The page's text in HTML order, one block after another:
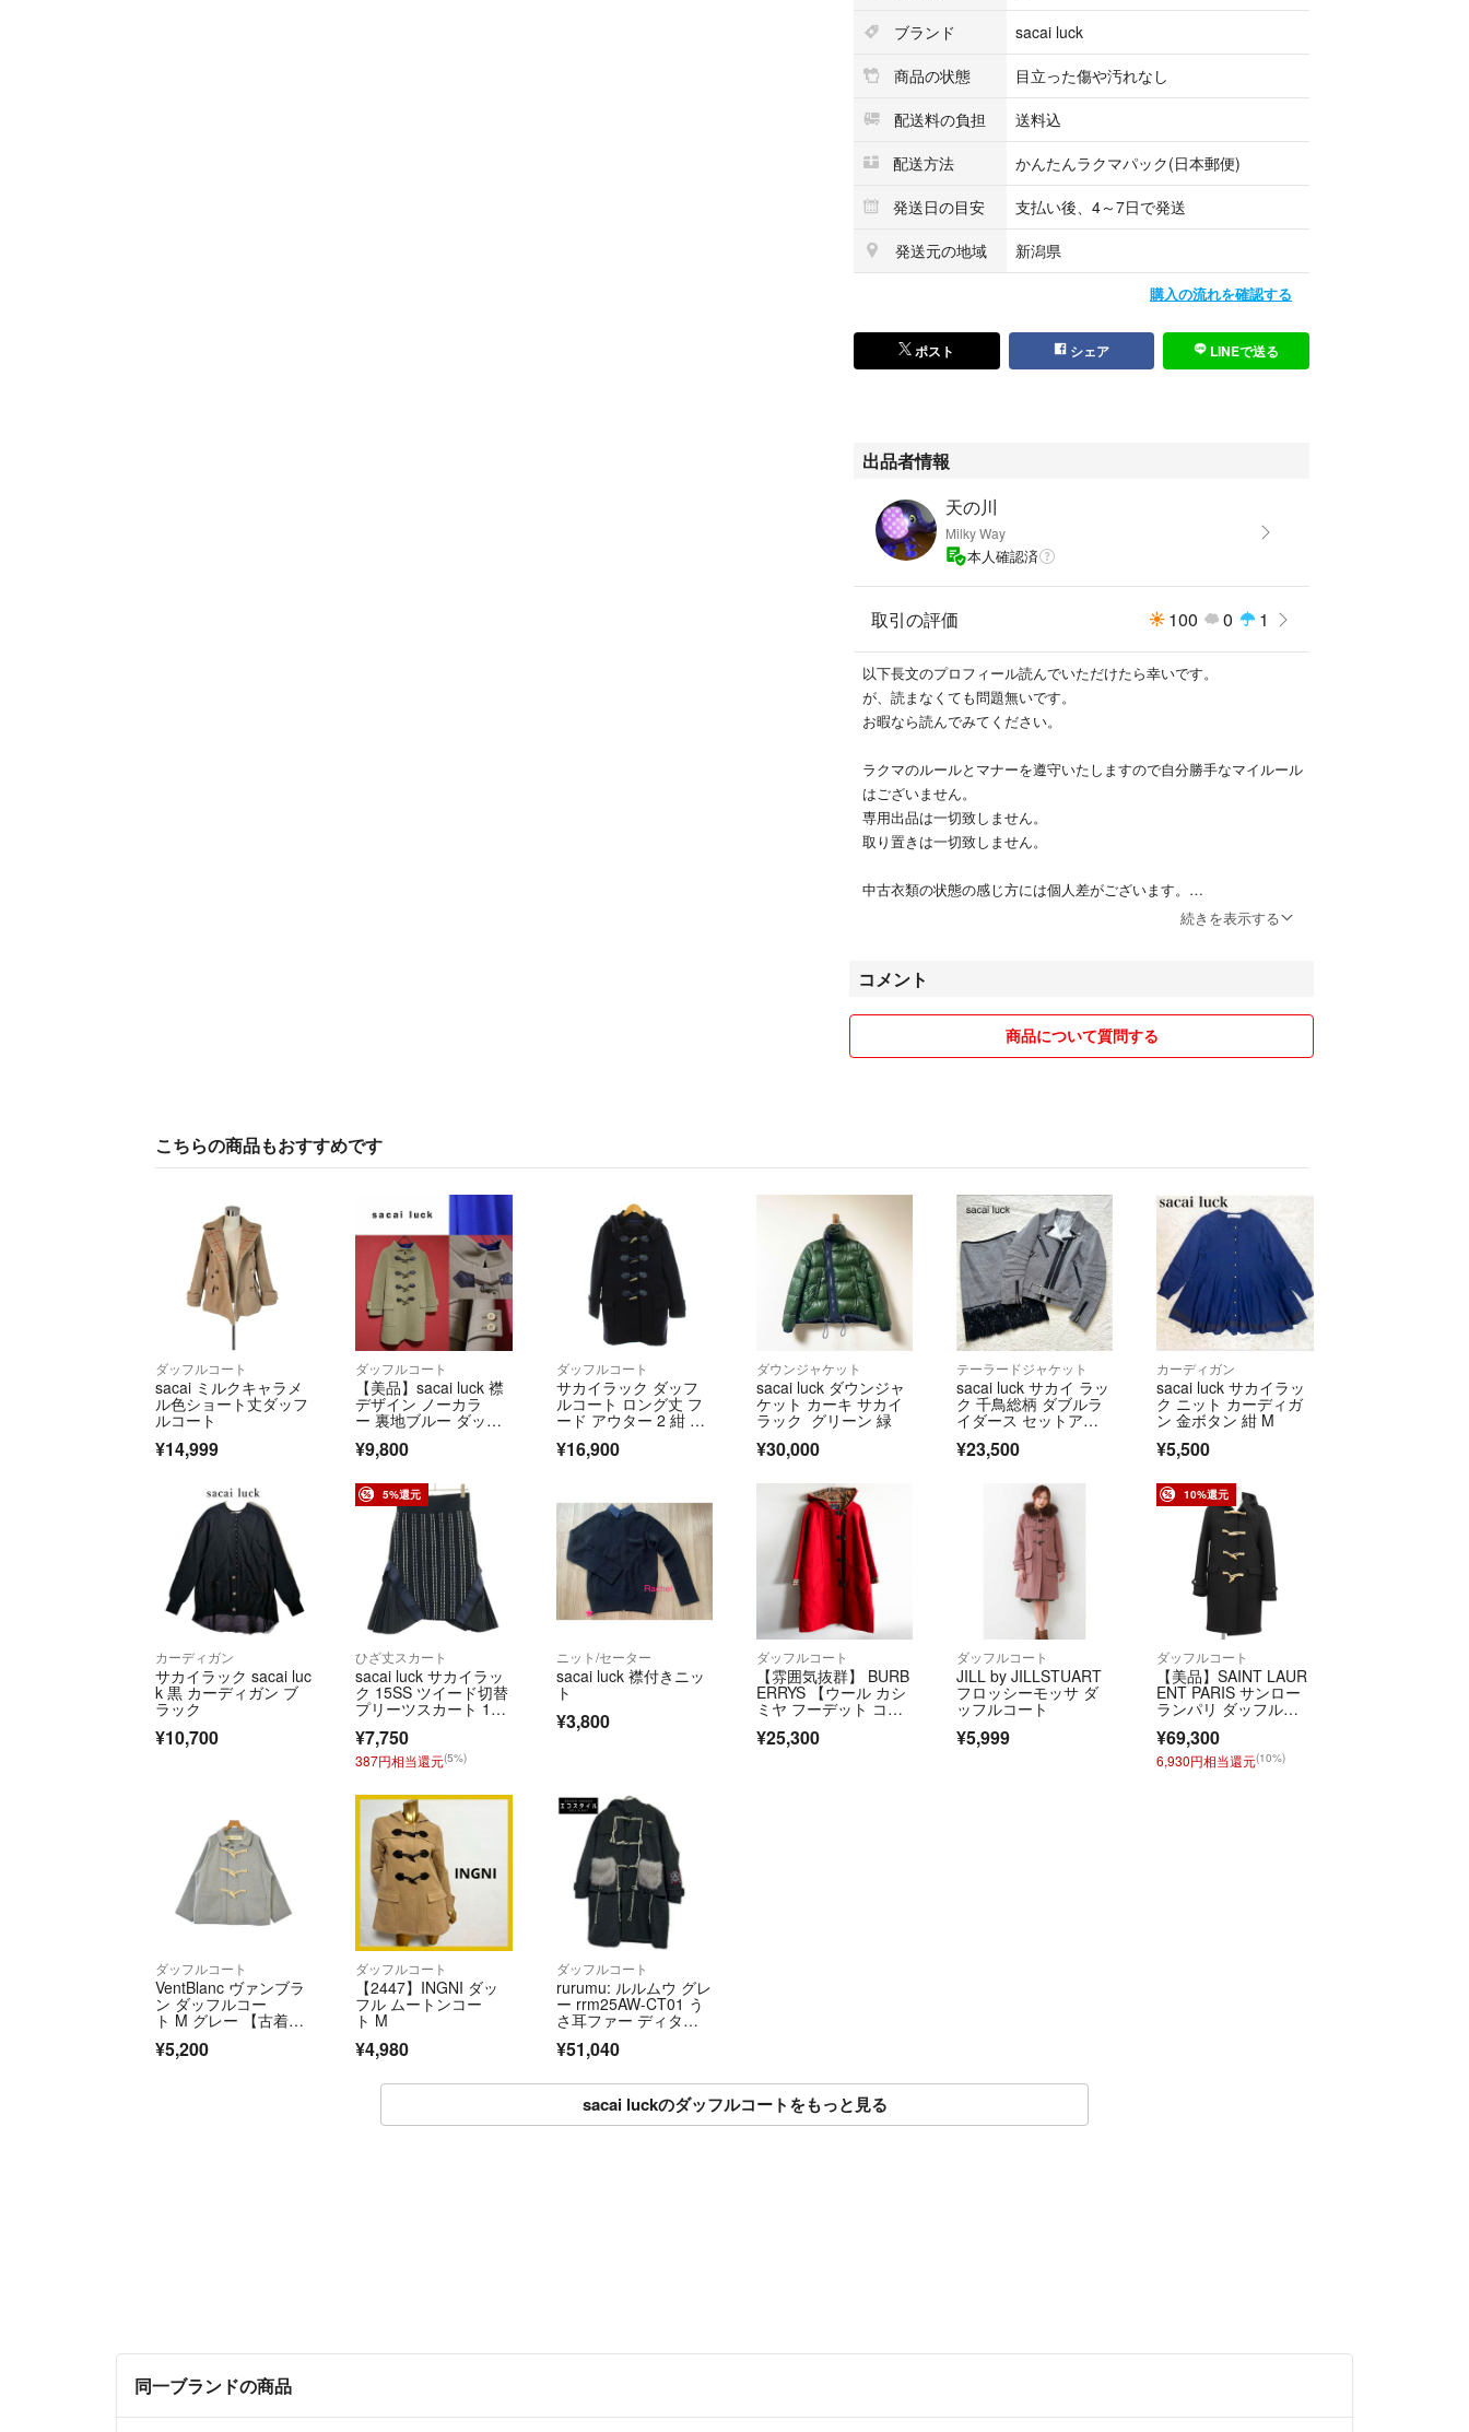
ブランド
sacai luck
商品の状態
目立った傷や汚れなし
配送料の負担
送料込
配送方法
かんたんラクマパック(日本郵便)
発送日の目安
支払い後、4～7日で発送
発送元の地域
新潟県
購入の流れを確認する
ポスト シェア LINEで送る
出品者情報
天の川
Milky Way
本人確認済
取引の評価 100 0 1
以下長文のプロフィール読んでいただけたら幸いです。
が、読まなくても問題無いです。
お暇なら読んでみてください。
ラクマのルールとマナーを遵守いたしますので自分勝手なマイルール
はございません。
専用出品は一切致しません。
取り置きは一切致しません。
中古衣類の状態の感じ方には個人差がございます。
状態を出来る限り正確にお伝えする事を心掛けますが、些細な見落と
いについては商品説明文に記載いたしませんのであらかじめご了承く
気になる点がございましたら気軽にコメントください。
いますがもう一度コメントしてください。
他アプリでも出品しております。古着屋で買い取ってもらう事もござ
いますので予告無く出品を取り止める事が多々ございます。
また、新たに出品し直す事が多々ございます。
気になる商品がございましたら早めにご検討いただけたら幸いです。
基本的には値下げ無しでご検討いただきたいですが、もし値下げ交渉
をされる場合は希望金額をご提示ください。
物によっては若干の値下げ交渉なら検討させていただきますが、ご希
望に沿えない場合もございますのであらかじめご了承ください。
コメント無しでの即購入申請、大歓迎です。
複数点まとめてご購入いただける場合は是非お声かけください。
手元にある物のみの出品です。
偽物は所持しておりませんので、偽物を出品する事もございません。
NIKEのスニーカーは一次流通購入品のみです。NIKE、SNKRS、正規
取扱店で私自身が購入した物のみです。
二次流通で購入はしません。
商品により破損や濡れ防止など必要な対策は致しますが、リサイクル
資材を用いた簡易梱包となります。
畳める物は畳み、出来るだけ小さめに梱包し発送させていただきま
続きを表示する
コメント
商品について質問する
こちらの商品もおすすめです
ダッフルコート
sacai ミルクキャラメ
ル色ショート丈ダッフ
ルコート
¥14,999
ダッフルコート
【美品】sacai luck 襟
デザイン ノーカラ
ー 裏地ブルー ダッフ
ルコート
¥9,800
ダッフルコート
サカイラック ダッフ
ルコート ロング丈 フ
ード アウター 2 紺 ネ
イビー
¥16,900
ダウンジャケット
sacai luck ダウンジャ
ケット カーキ サカイ
ラック グリーン 緑
¥30,000
テーラードジャケット
sacai luck サカイ ラッ
ク 千鳥総柄 ダブルラ
イダース セットアッ
プ
¥23,500
カーディガン
sacai luck サカイラッ
ク ニット カーディガ
ン 金ボタン 紺 M
¥5,500
カーディガン
サカイラック sacai luc
k 黒 カーディガン ブ
ラック
¥10,700
5%還元
ひざ丈スカート
sacai luck サカイラッ
ク 15SS ツイード切替
プリーツスカート 15S
¥7,750
387円相当還元(5%)
ニット/セーター
sacai luck 襟付きニッ
ト
¥3,800
ダッフルコート
【雰囲気抜群】 BURB
ERRYS 【ウール カシ
ミヤ フーデット コー
ク バーバリーズ s260
¥25,300
ダッフルコート
JILL by JILLSTUART
フロッシーモッサ ダ
ッフルコート
¥5,999
10%還元
ダッフルコート
【美品】SAINT LAUR
ENT PARIS サンロー
ランパリ ダッフルコ
ース 2014年モデル ロ
ゴ刻印 トグル アウタ
ー ブラック 黒 イタリ
¥69,300
6,930円相当還元(10%)
ダッフルコート
VentBlanc ヴァンブラ
ン ダッフルコー
ト M グレー 【古着】
¥5,200
ダッフルコート
【2447】INGNI ダッ
フル ムートンコー
ト M
¥4,980
ダッフルコート
rurumu: ルルムウ グレ
ー rrm25AW-CT01 う
さ耳ファー ディタッ
ト FREE
¥51,040
sacai luckのダッフルコートをもっと見る
同一ブランドの商品